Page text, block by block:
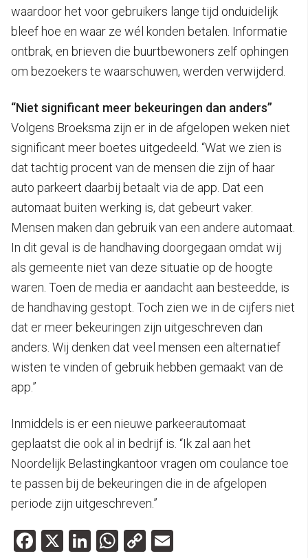
waardoor het voor gebruikers lange tijd onduidelijk
bleef hoe en waar ze wél konden betalen. Informatie
ontbrak, en brieven die buurtbewoners zelf ophingen
om bezoekers te waarschuwen, werden verwijderd.
“Niet significant meer bekeuringen dan anders”
Volgens Broeksma zijn er in de afgelopen weken niet
significant meer boetes uitgedeeld. “Wat we zien is
dat tachtig procent van de mensen die zijn of haar
auto parkeert daarbij betaalt via de app. Dat een
automaat buiten werking is, dat gebeurt vaker.
Mensen maken dan gebruik van een andere automaat.
In dit geval is de handhaving doorgegaan omdat wij
als gemeente niet van deze situatie op de hoogte
waren. Toen de media er aandacht aan besteedde, is
de handhaving gestopt. Toch zien we in de cijfers niet
dat er meer bekeuringen zijn uitgeschreven dan
anders. Wij denken dat veel mensen een alternatief
wisten te vinden of gebruik hebben gemaakt van de
app.”
Inmiddels is er een nieuwe parkeerautomaat
geplaatst die ook al in bedrijf is. “Ik zal aan het
Noordelijk Belastingkantoor vragen om coulance toe
te passen bij de bekeuringen die in de afgelopen
periode zijn uitgeschreven.”
Facebook
X LinkedIn
WhatsApp
Copy